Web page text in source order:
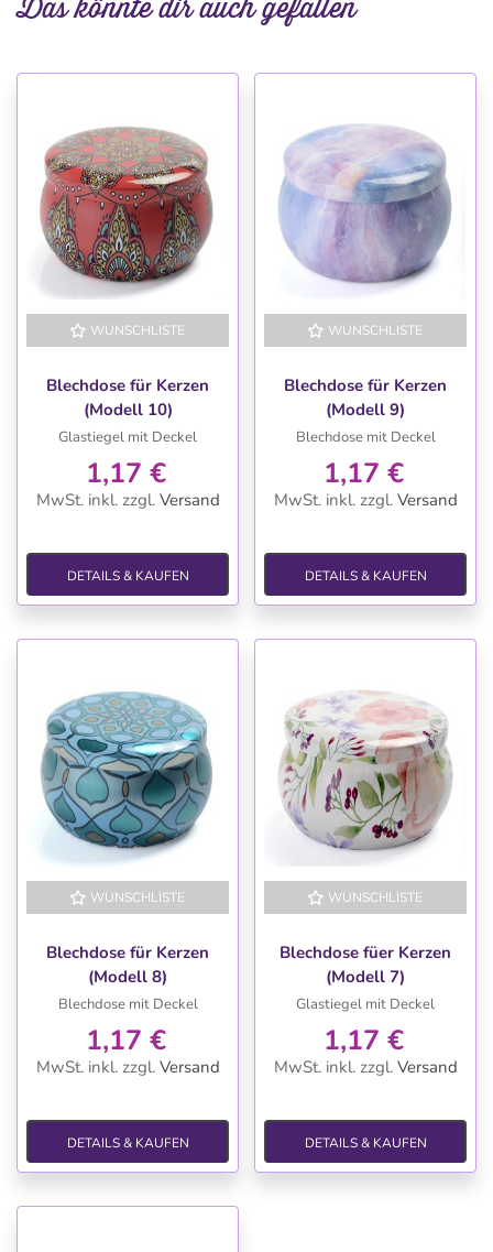
WUNSCHLISTE
Blechdose für Kerzen
(Modell 10)
Glastiegel mit Deckel
1,17 €
MwSt. inkl. zzgl. Versand
DETAILS & KAUFEN
WUNSCHLISTE
Blechdose für Kerzen
(Modell 9)
Blechdose mit Deckel
1,17 €
MwSt. inkl. zzgl. Versand
DETAILS & KAUFEN
WUNSCHLISTE
Blechdose für Kerzen
(Modell 8)
Blechdose mit Deckel
1,17 €
MwSt. inkl. zzgl. Versand
DETAILS & KAUFEN
WUNSCHLISTE
Blechdose füer Kerzen
(Modell 7)
Glastiegel mit Deckel
1,17 €
MwSt. inkl. zzgl. Versand
DETAILS & KAUFEN